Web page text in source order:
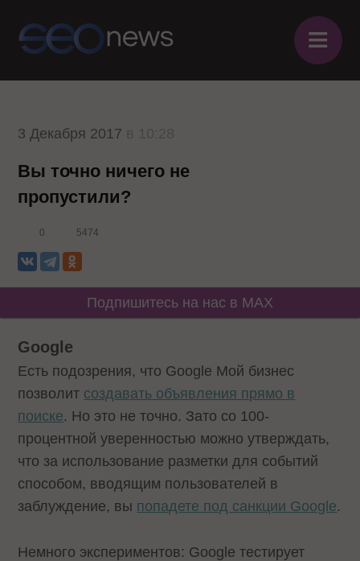
≡
3 Декабря 2017
Вы точно ничего не
пропустили?
0 5474
Подпишитесь на нас в MAX
Google
Есть подозрения, что Google Мой бизнес
позволит создавать объявления прямо в
поиске. Но это не точно. Зато со 100-
процентной уверенностью можно утверждать,
что за использование разметки для событий
способом, вводящим пользователей в
заблуждение, вы попадете под санкции Google.
Немного экспериментов: Google тестирует